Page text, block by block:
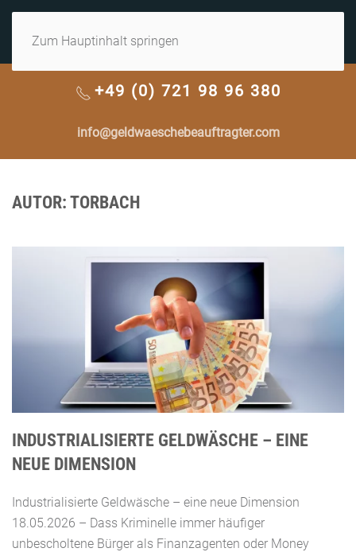
Zum Hauptinhalt springen
+49 (0) 721 98 96 380
info@geldwaeschebeauftragter.com
AUTOR: TORBACH
INDUSTRIALISIERTE GELDWÄSCHE – EINE
NEUE DIMENSION
Industrialisierte Geldwäsche – eine neue Dimension
18.05.2026 – Dass Kriminelle immer häufiger
unbescholtene Bürger als Finanzagenten oder Money